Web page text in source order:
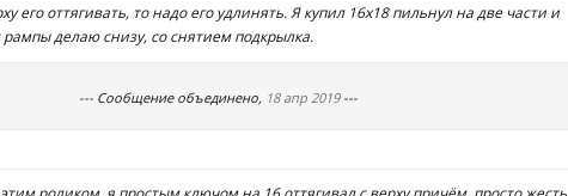
его оттягивать, то надо его удлинять. Я купил 16х18 пильнул на две части и
делаю снизу, со снятием подкрылка.
--- Сообщение объединено, 18 апр 2019---